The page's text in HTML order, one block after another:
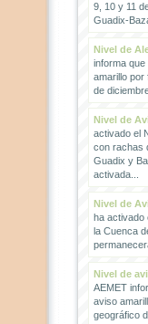
9, 10 y 11
Guadix-
Nivel de
informa
amarillo por
de
Nivel de
activado el
con rachas
Guadix y
activada...
Nivel de
ha activado
la Cuenca
Nivel de
AEMET
aviso
geográfico